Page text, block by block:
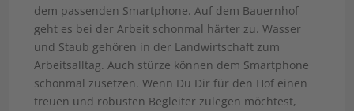
dem passenden Smartphone. Auf dem Bauernhof
geht es bei der Arbeit schonmal härter zu. Wasser
und Staub gehören in der Landwirtschaft zum
Arbeitsalltag. Auch stürze können dem Smartphone
schonmal zusetzen. Wenn Du Dir für den Hof einen
treuen und robusten Begleiter zulegen möchtest,